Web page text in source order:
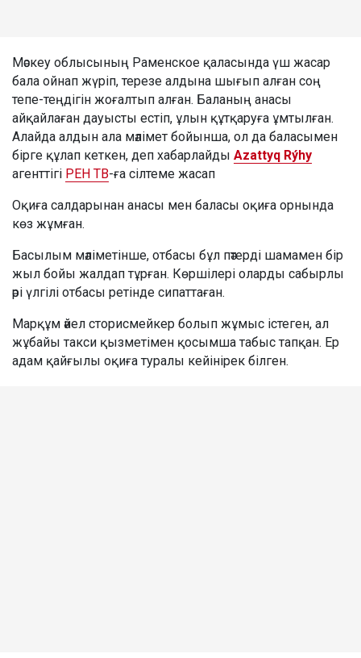
Мәскеу облысының Раменское қаласында үш жасар
бала ойнап жүріп, терезе алдына шығып алған соң
тепе-теңдігін жоғалтып алған. Баланың анасы
айқайлаған дауысты естіп, ұлын құтқаруға ұмтылған.
Алайда алдын ала мәлімет бойынша, ол да баласымен
бірге құлап кеткен, деп хабарлайды Azattyq Rýhy
агенттігі РЕН ТВ-ға сілтеме жасап
Оқиға салдарынан анасы мен баласы оқиға орнында
көз жұмған.
Басылым мәліметінше, отбасы бұл пәтерді шамамен бір
жыл бойы жалдап тұрған. Көршілері оларды сабырлы
әрі үлгілі отбасы ретінде сипаттаған.
Марқұм әйел сторисмейкер болып жұмыс істеген, ал
жұбайы такси қызметімен қосымша табыс тапқан. Ер
адам қайғылы оқиға туралы кейінірек білген.